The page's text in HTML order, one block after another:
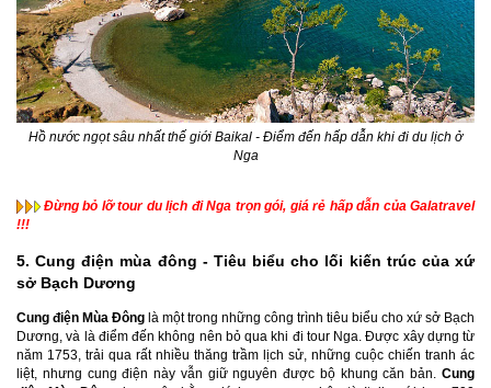
Hồ nước ngọt sâu nhất thế giới Baikal - Điểm đến hấp dẫn khi đi du lịch ở
Nga
Đừng bỏ lỡtour du lịch đi Nga trọn gói, giá rẻ hấp dẫn của Galatravel
!!!
5. Cung điện mùa đông - Tiêu biểu cho lối kiến trúc của xứ
sở Bạch Dương
Cung điện Mùa Đông là một trong những công trình tiêu biểu cho xứ sở Bạch
Dương, và là điểm đến không nên bỏ qua khi đi tour Nga. Được xây dựng từ
năm 1753, trải qua rất nhiều thăng trầm lịch sử, những cuộc chiến tranh ác
liệt, nhưng cung điện này vẫn giữ nguyên được bộ khung căn bản. Cung